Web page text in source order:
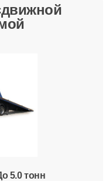
5.0 тонн